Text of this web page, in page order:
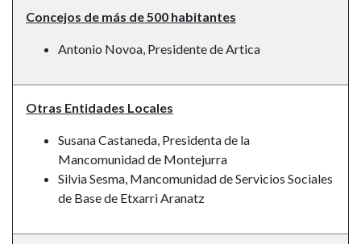
Concejos de más de 500 habitantes
Antonio Novoa, Presidente de Artica
Otras Entidades Locales
Susana Castaneda, Presidenta de la
Mancomunidad de Montejurra
Silvia Sesma, Mancomunidad de Servicios Sociales
de Base de Etxarri Aranatz